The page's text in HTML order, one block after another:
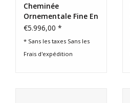
Cheminée
Ornementale Fine En
Pierre Calcaire
€5.996,00 *
* Sans les taxes Sans les
Frais d'expédition